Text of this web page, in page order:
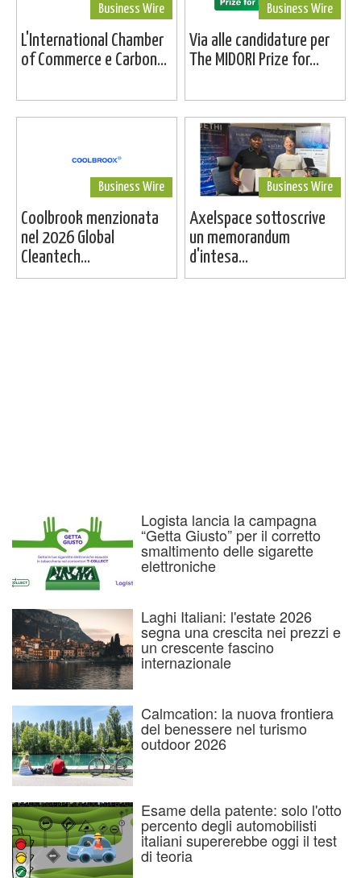
Business Wire
L'International Chamber
of Commerce e Carbon...
Business Wire
Via alle candidature per
The MIDORI Prize for...
Business Wire
Coolbrook menzionata
nel 2026 Global
Cleantech...
Business Wire
Axelspace sottoscrive
un memorandum
d'intesa...
Logista lancia la campagna
“Getta Giusto” per il corretto
smaltimento delle sigarette
elettroniche
Laghi Italiani: l'estate 2026
segna una crescita nei prezzi e
un crescente fascino
internazionale
Calmcation: la nuova frontiera
del benessere nel turismo
outdoor 2026
Esame della patente: solo l'otto
percento degli automobilisti
italiani supererebbe oggi il test
di teoria